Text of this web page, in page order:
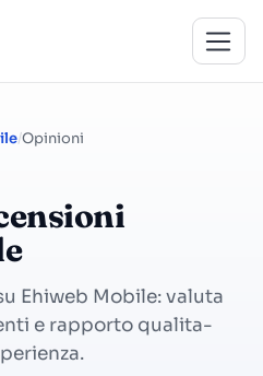
Opinioni
Ehiweb Mobile: valuta
e rapporto qualita-